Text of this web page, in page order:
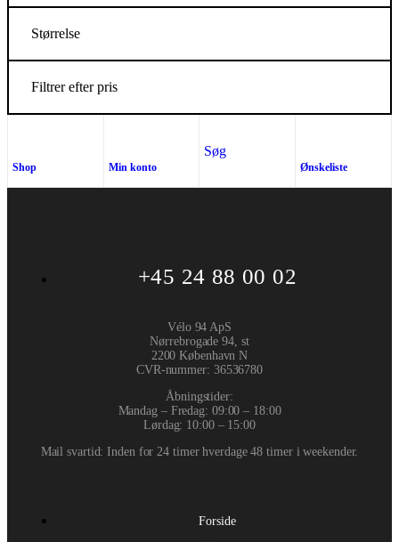
Størrelse
Filtrer efter pris
Shop Min konto
Søg
Ønskeliste
+45 24 88 00 02
Vélo 94 ApS
Nørrebrogade 94, st
2200 København N
CVR-nummer: 36536780
Åbningstider:
Mandag – Fredag: 09:00 – 18:00
Lørdag: 10:00 – 15:00
Mail svartid: Inden for 24 timer hverdage 48 timer i weekender.
Forside